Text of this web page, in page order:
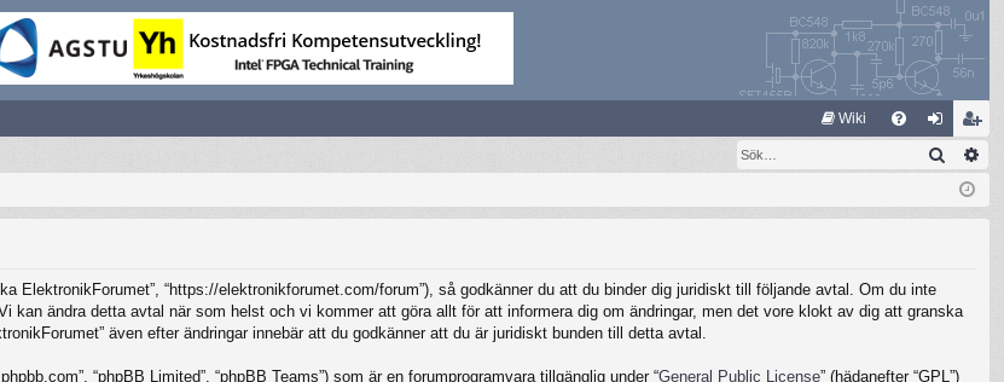
Wiki
og li
m
Sök
ElektronikForumet”, “https://elektronikforumet.com/forum”), så godkänner du att du binder dig juridiskt till följande avtal. Om du inte
kan ändra detta avtal när som helst och vi kommer att göra allt för att informera dig om ändringar, men det vore klokt av dig att granska
även efter ändringar innebär att du godkänner att du är juridiskt bunden till detta avtal.
“phpBB Limited”, “phpBB Teams”) som är en forumprogramvara tillgänglig under “General Public License” (hädanefter “GPL”)